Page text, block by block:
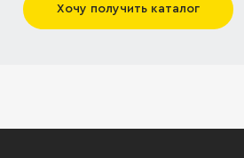
Хочу получить каталог